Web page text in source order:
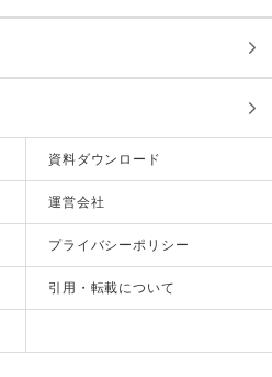
資料ダウンロード
運営会社
プライバシーポリシー
引用・転載について